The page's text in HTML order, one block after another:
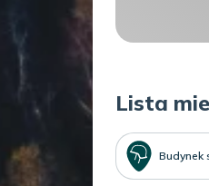
Lista
Budynek